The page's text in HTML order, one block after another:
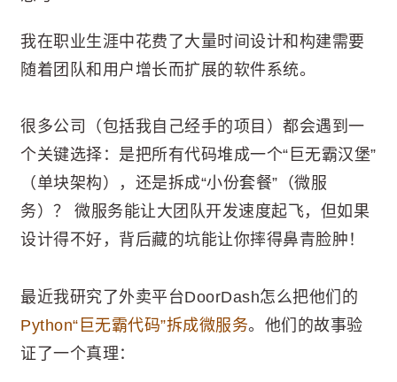
我在职业生涯中花费了大量时间设计和构建需要
随着团队和用户增长而扩展的软件系统。
很多公司（包括我自己经手的项目）都会遇到一
个关键选择：是把所有代码堆成一个“巨无霸汉堡”
（单块架构），还是拆成“小份套餐”（微服
务）？ 微服务能让大团队开发速度起飞，但如果
设计得不好，背后藏的坑能让你摔得鼻青脸肿！
最近我研究了外卖平台DoorDash怎么把他们的
Python“巨无霸代码”拆成微服务。他们的故事验
证了一个真理：